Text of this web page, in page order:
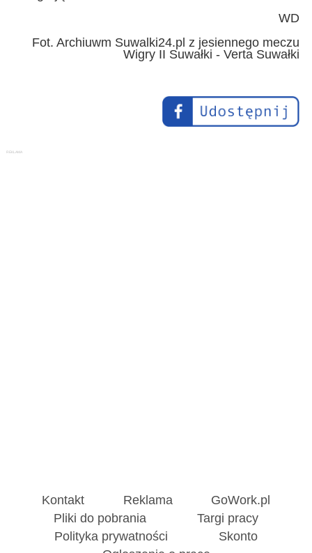
WD
Fot. Archiuwm Suwalki24.pl z jesiennego meczu
Wigry II Suwałki - Verta Suwałki
Kontakt Reklama
GoWork.pl
Pliki do pobrania
Targi pracy
Polityka prywatności
Skonto